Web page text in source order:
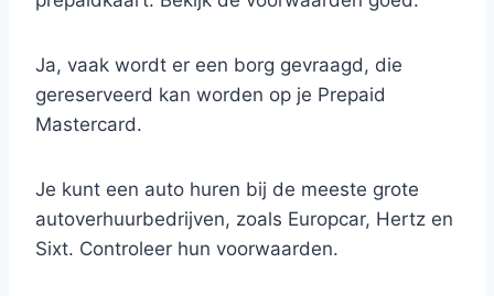
Ja, vaak wordt er een borg gevraagd, die
gereserveerd kan worden op je Prepaid
Mastercard.
Je kunt een auto huren bij de meeste grote
autoverhuurbedrijven, zoals Europcar, Hertz en
Sixt. Controleer hun voorwaarden.